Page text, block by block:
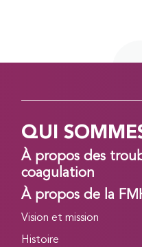
QUI
À propos des
coagulation
À propos de la
Vision et mission
Histoire